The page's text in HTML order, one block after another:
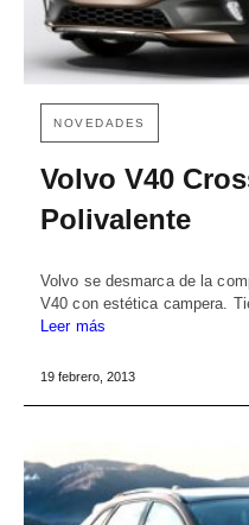
NOVEDADES
Volvo V40
Polivalente
Volvo se desmarca de la
V40 con estética campera.
Leer más
19 febrero, 2013